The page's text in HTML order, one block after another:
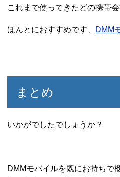
これまで使ってきたどの携帯
ほんとにおすすめです、 DMM
まとめ
いかがでしたでしょうか？
DMMモバイルを既にお持ちで